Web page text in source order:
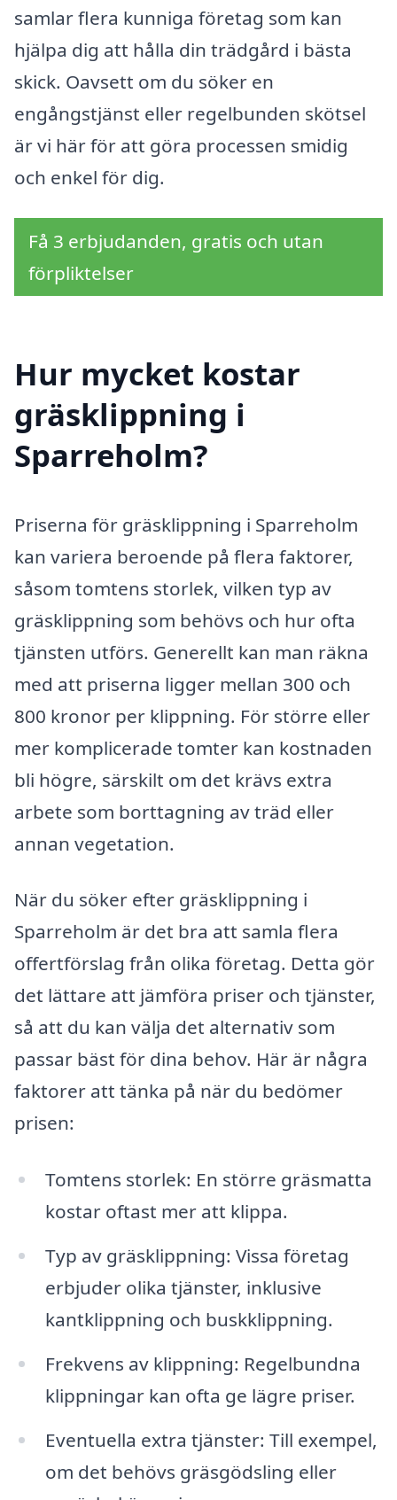
samlar flera kunniga företag som kan
hjälpa dig att hålla din trädgård i bästa
skick. Oavsett om du söker en
engångstjänst eller regelbunden skötsel
är vi här för att göra processen smidig
och enkel för dig.
Få 3 erbjudanden, gratis och utan
förpliktelser
Hur mycket kostar
gräsklippning i
Sparreholm?
Priserna för gräsklippning i Sparreholm
kan variera beroende på flera faktorer,
såsom tomtens storlek, vilken typ av
gräsklippning som behövs och hur ofta
tjänsten utförs. Generellt kan man räkna
med att priserna ligger mellan 300 och
800 kronor per klippning. För större eller
mer komplicerade tomter kan kostnaden
bli högre, särskilt om det krävs extra
arbete som borttagning av träd eller
annan vegetation.
När du söker efter gräsklippning i
Sparreholm är det bra att samla flera
offertförslag från olika företag. Detta gör
det lättare att jämföra priser och tjänster,
så att du kan välja det alternativ som
passar bäst för dina behov. Här är några
faktorer att tänka på när du bedömer
prisen:
Tomtens storlek: En större gräsmatta
kostar oftast mer att klippa.
Typ av gräsklippning: Vissa företag
erbjuder olika tjänster, inklusive
kantklippning och buskklippning.
Frekvens av klippning: Regelbundna
klippningar kan ofta ge lägre priser.
Eventuella extra tjänster: Till exempel,
om det behövs gräsgödsling eller